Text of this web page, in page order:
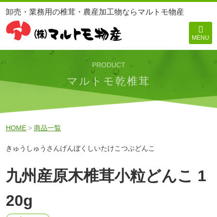
卸売・業務用の椎茸・農産加工物ならマルトモ物産
MENU
PRODUCT
マルトモ乾椎茸
HOME > 商品一覧
きゅうしゅうさんげんぼくしいたけこつぶどんこ
九州産原木椎茸小粒どんこ 1
20g